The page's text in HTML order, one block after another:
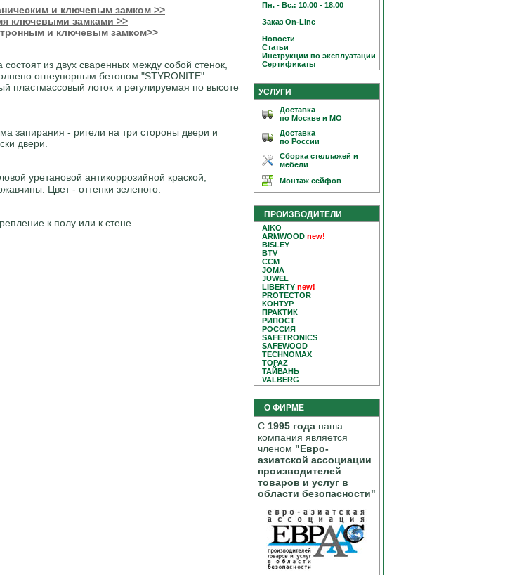
и ключевым замком >>
ключевыми замками >>
и ключевым замком>>
из двух сваренных между собой стенок,
огнеупорным бетоном "STYRONITE".
пластмассовый лоток и регулируемая по высоте
запирания - ригели на три стороны двери и
двери.
уретановой антикоррозийной краской,
Цвет - оттенки зеленого.
к полу или к стене.
Пн. - Вс.: 10.00 - 18.00
Заказ On-Line
Новости
Статьи
Инструкции по эксплуатации
Сертификаты
УСЛУГИ
Доставка
по Москве и МО
Доставка
по России
Сборка стеллажей и
мебели
Монтаж сейфов
ПРОИЗВОДИТЕЛИ
AIKO
ARMWOOD new!
BISLEY
BTV
CCM
JOMA
JUWEL
LIBERTY new!
PROTECTOR
КОНТУР
ПРАКТИК
РИПОСТ
РОССИЯ
SAFETRONICS
SAFEWOOD
TECHNOMAX
TOPAZ
ТАЙВАНЬ
VALBERG
О ФИРМЕ
С 1995 года наша
компания является
членом "Евро-
азиатской ассоциации
производителей
товаров и услуг в
области безопасности"